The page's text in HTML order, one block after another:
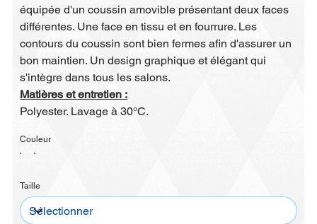
équipée d'un coussin amovible présentant deux faces
différentes. Une face en tissu et en fourrure. Les
contours du coussin sont bien fermes afin d'assurer un
bon maintien. Un design graphique et élégant qui
s'intègre dans tous les salons.
Matières et entretien :
Polyester. Lavage à 30°C.
Couleur
Taille